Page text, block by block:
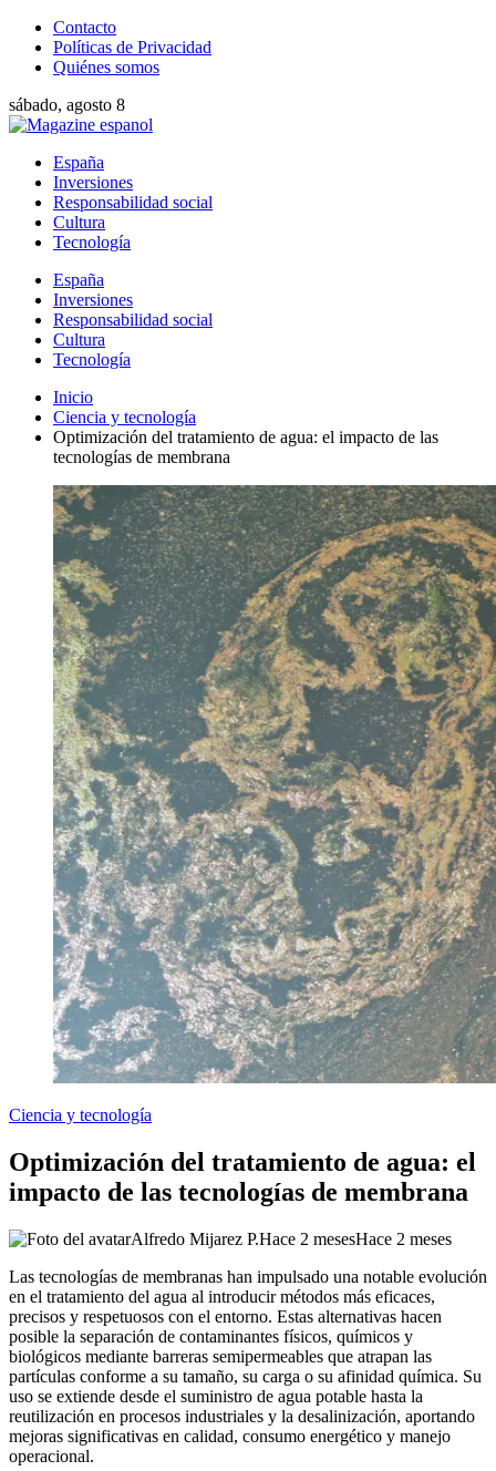
Contacto
Políticas de Privacidad
Quiénes somos
sábado, agosto 8
España
Inversiones
Responsabilidad social
Cultura
Tecnología
España
Inversiones
Responsabilidad social
Cultura
Tecnología
Inicio
Ciencia y tecnología
Optimización del tratamiento de agua: el impacto de las
tecnologías de membrana
Ciencia y tecnología
Optimización del tratamiento de agua: el
impacto de las tecnologías de membrana
Alfredo Mijarez P.Hace 2 mesesHace 2 meses
Las tecnologías de membranas han impulsado una notable evolución
en el tratamiento del agua al introducir métodos más eficaces,
precisos y respetuosos con el entorno. Estas alternativas hacen
posible la separación de contaminantes físicos, químicos y
biológicos mediante barreras semipermeables que atrapan las
partículas conforme a su tamaño, su carga o su afinidad química. Su
uso se extiende desde el suministro de agua potable hasta la
reutilización en procesos industriales y la desalinización, aportando
mejoras significativas en calidad, consumo energético y manejo
operacional.